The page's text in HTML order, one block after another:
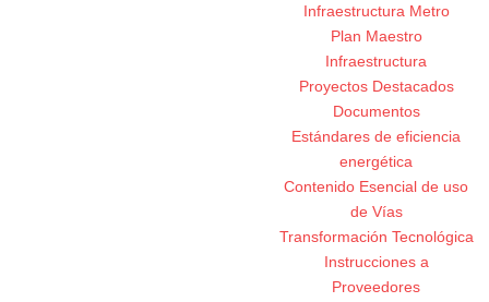
Infraestructura Metro
Plan Maestro
Infraestructura
Proyectos Destacados
Documentos
Estándares de eficiencia
energética
Contenido Esencial de uso
de Vías
Transformación Tecnológica
Instrucciones a
Proveedores